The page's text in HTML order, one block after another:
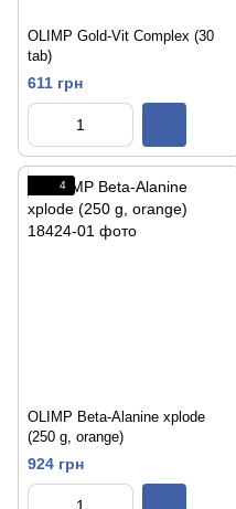
OLIMP Gold-Vit Complex (30
tab)
611 грн
4
OLIMP Beta-Alanine xplode
(250 g, orange)
924 грн